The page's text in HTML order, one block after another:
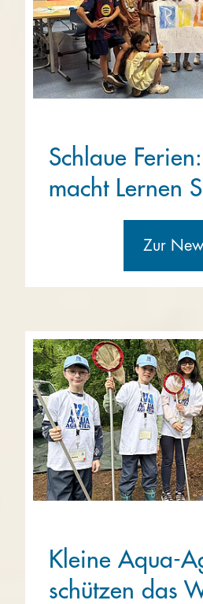
Schlaue
macht Lernen
Zur
Kleine Aqua-
schützen das